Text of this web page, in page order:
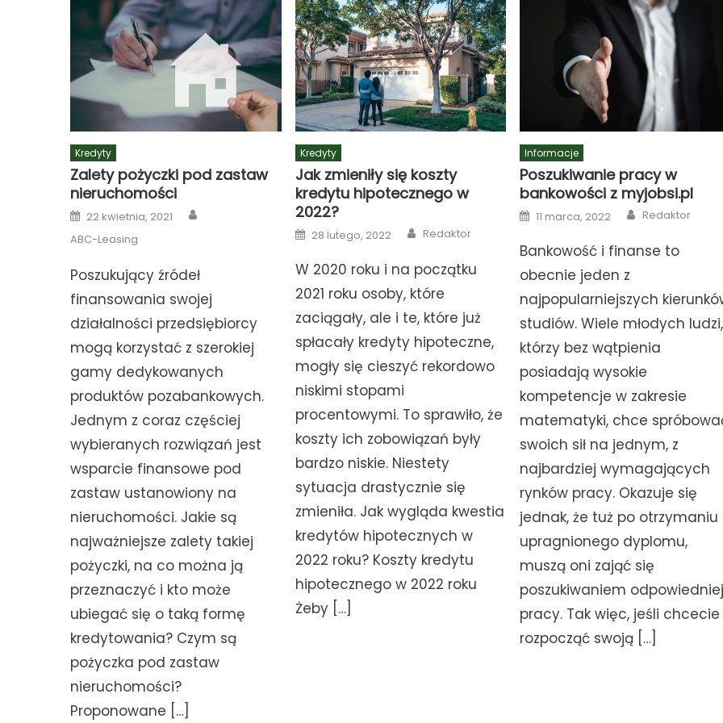
Kredyty
Zalety pożyczki pod zastaw
nieruchomości
Posted
on
22 kwietnia, 2021
ABC-Leasing
Poszukujący źródeł
finansowania swojej
działalności przedsiębiorcy
mogą korzystać z szerokiej
gamy dedykowanych
produktów pozabankowych.
Jednym z coraz częściej
wybieranych rozwiązań jest
wsparcie finansowe pod
zastaw ustanowiony na
nieruchomości. Jakie są
najważniejsze zalety takiej
pożyczki, na co można ją
przeznaczyć i kto może
ubiegać się o taką formę
kredytowania? Czym są
pożyczka pod zastaw
nieruchomości?
Proponowane […]
Kredyty
Jak zmieniły się koszty
kredytu hipotecznego w
2022?
Posted
on
28 lutego, 2022 Author
Redaktor
W 2020 roku i na początku
2021 roku osoby, które
zaciągały, ale i te, które już
spłacały kredyty hipoteczne,
mogły się cieszyć rekordowo
niskimi stopami
procentowymi. To sprawiło, że
koszty ich zobowiązań były
bardzo niskie. Niestety
sytuacja drastycznie się
zmieniła. Jak wygląda kwestia
kredytów hipotecznych w
2022 roku? Koszty kredytu
hipotecznego w 2022 roku
Żeby […]
Informacje
Poszukiwanie pracy w
bankowości z myjobsi.pl
Posted
on
11 marca, 2022 Author
Redaktor
Bankowość i finanse to
obecnie jeden z
najpopularniejszych
studiów. Wiele młodych ludzi,
którzy bez wątpienia
posiadają wysokie
kompetencje w zakresie
matematyki, chce
swoich sił na jednym, z
najbardziej wymagających
rynków pracy. Okazuje się
jednak, że tuż po otrzymaniu
upragnionego dyplomu,
muszą oni zająć się
poszukiwaniem
pracy. Tak więc, jeśli chcecie
rozpocząć swoją […]